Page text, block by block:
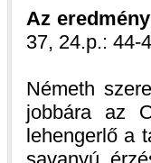
Az
37, 24.p.: 44-
Németh
jobbára az
lehengerlő a